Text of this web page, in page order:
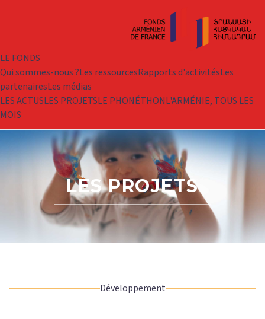
LE FONDS
Qui sommes-nous ?Les ressourcesRapports d'activitésLes
partenairesLes médias
LES ACTUSLES PROJETSLE PHONÉTHONL'ARMÉNIE, TOUS LES
MOIS
LES PROJETS
Développement